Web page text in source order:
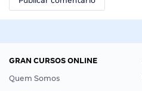
GRAN CURSOS ONLINE
Quem Somos